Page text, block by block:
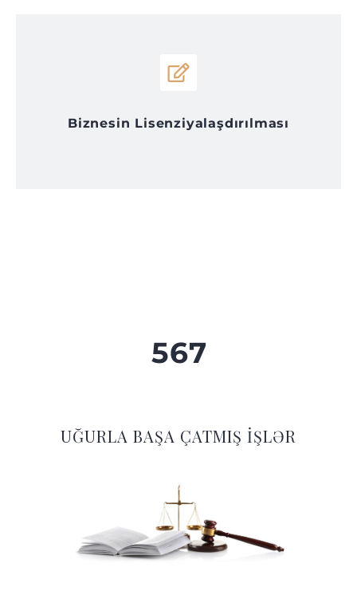
Biznesin Lisenziyalaşdırılması
567
UĞURLA BAŞA ÇATMIŞ İŞLƏR